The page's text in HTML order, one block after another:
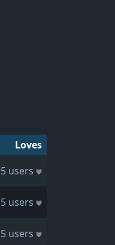
Loves
5 users
5 users
5 users